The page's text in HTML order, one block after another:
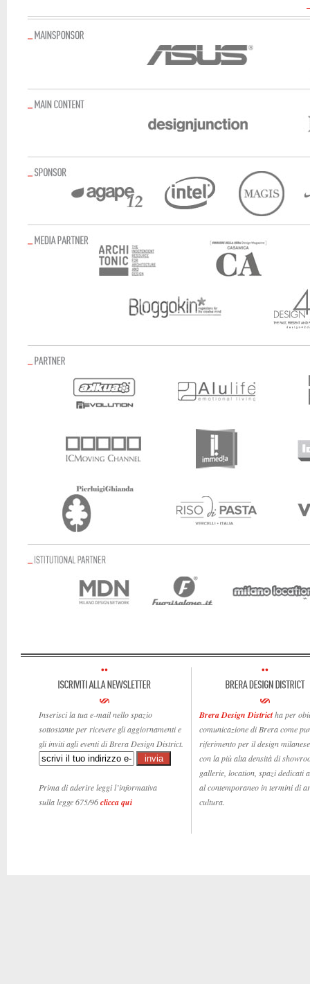
Inserisci la tua e-mail nello spazio
sottostante per ricevere gli aggiornamenti e
gli inviti agli eventi di Brera Design District.
Prima di aderire leggi l’informativa
sulla legge 675/96clicca qui
Brera Design Districtha per
comunicazione di Brera come
riferimento per il design
con la più alta densità di
gallerie, location, spazi dedicati
al contemporaneo in termini di
cultura.